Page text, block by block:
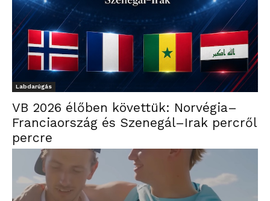
Labdarúgás
VB 2026 élőben követtük: Norvégia–
Franciaország és Szenegál–Irak percről
percre